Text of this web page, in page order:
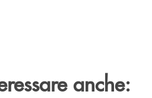
anche: